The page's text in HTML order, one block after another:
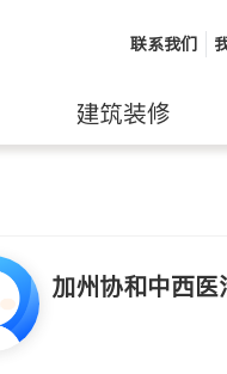
联系我们
建筑装修
加州协和中西医